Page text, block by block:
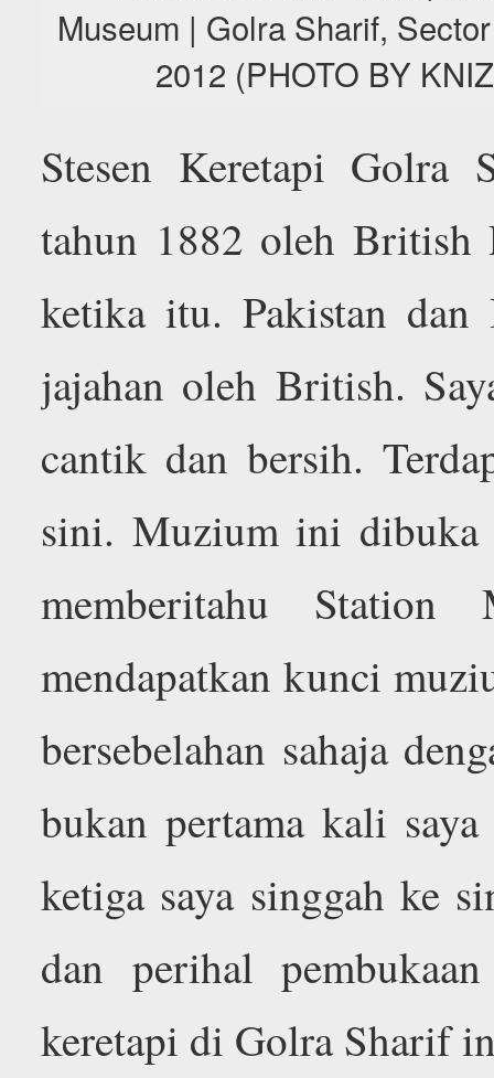
Museum | Golra Sharif,
2012 (PHOTO BY
Stesen Keretapi
tahun 1882 oleh British
ketika itu. Pakistan dan
jajahan oleh British.
cantik dan bersih.
sini. Muzium ini dibuka
memberitahu
mendapatkan kunci
bersebelahan sahaja
bukan pertama kali
ketiga saya singgah ke
dan perihal
keretapi di Golra Sharif